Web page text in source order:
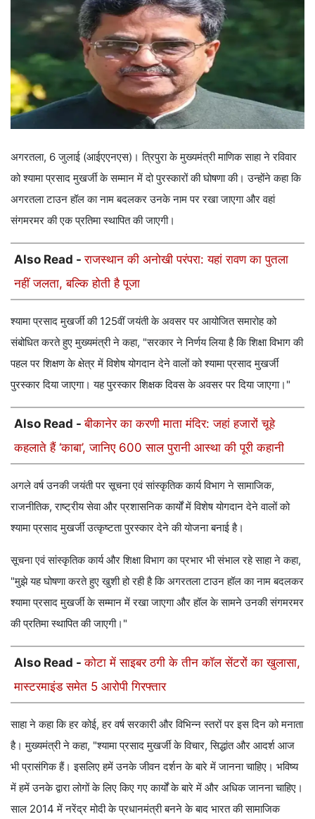
अगरतला, 6 जुलाई (आईएएनएस)। त्रिपुरा के मुख्यमंत्री माणिक साहा ने रविवार
को श्यामा प्रसाद मुखर्जी के सम्मान में दो पुरस्कारों की घोषणा की। उन्होंने कहा कि
अगरतला टाउन हॉल का नाम बदलकर उनके नाम पर रखा जाएगा और वहां
संगमरमर की एक प्रतिमा स्थापित की जाएगी।
Also Read -राजस्थान की अनोखी परंपरा: यहां रावण का पुतला
नहीं जलता, बल्कि होती है पूजा
श्यामा प्रसाद मुखर्जी की 125वीं जयंती के अवसर पर आयोजित समारोह को
संबोधित करते हुए मुख्यमंत्री ने कहा, "सरकार ने निर्णय लिया है कि शिक्षा विभाग की
पहल पर शिक्षण के क्षेत्र में विशेष योगदान देने वालों को श्यामा प्रसाद मुखर्जी
पुरस्कार दिया जाएगा। यह पुरस्कार शिक्षक दिवस के अवसर पर दिया जाएगा।"
Also Read -बीकानेर का करणी माता मंदिर: जहां हजारों चूहे
कहलाते हैं ‘काबा’, जानिए 600 साल पुरानी आस्था की पूरी कहानी
अगले वर्ष उनकी जयंती पर सूचना एवं सांस्कृतिक कार्य विभाग ने सामाजिक,
राजनीतिक, राष्ट्रीय सेवा और प्रशासनिक कार्यों में विशेष योगदान देने वालों को
श्यामा प्रसाद मुखर्जी उत्कृष्टता पुरस्कार देने की योजना बनाई है।
सूचना एवं सांस्कृतिक कार्य और शिक्षा विभाग का प्रभार भी संभाल रहे साहा ने कहा,
"मुझे यह घोषणा करते हुए खुशी हो रही है कि अगरतला टाउन हॉल का नाम बदलकर
श्यामा प्रसाद मुखर्जी के सम्मान में रखा जाएगा और हॉल के सामने उनकी संगमरमर
की प्रतिमा स्थापित की जाएगी।"
Also Read -कोटा में साइबर ठगी के तीन कॉल सेंटरों का खुलासा,
मास्टरमाइंड समेत 5 आरोपी गिरफ्तार
साहा ने कहा कि हर कोई, हर वर्ष सरकारी और विभिन्न स्तरों पर इस दिन को मनाता
है। मुख्यमंत्री ने कहा, "श्यामा प्रसाद मुखर्जी के विचार, सिद्धांत और आदर्श आज
भी प्रासंगिक हैं। इसलिए हमें उनके जीवन दर्शन के बारे में जानना चाहिए। भविष्य
में हमें उनके द्वारा लोगों के लिए किए गए कार्यों के बारे में और अधिक जानना चाहिए।
साल 2014 में नरेंद्र मोदी के प्रधानमंत्री बनने के बाद भारत की सामाजिक